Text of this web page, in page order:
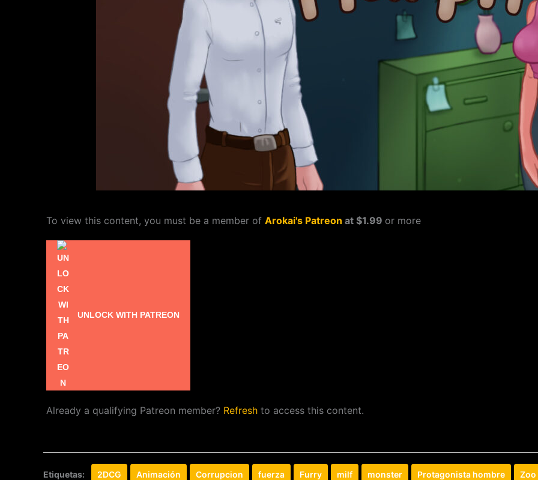
To view this content, you must be a member of Arokai's Patreon at $1.99 or more
UNLOCK WITH PATREON
Already a qualifying Patreon member? Refresh to access this content.
Etiquetas: 2DCG Animación Corrupcion fuerza Furry milf monster Protagonista hombre Zoo